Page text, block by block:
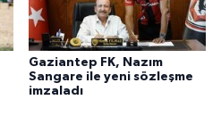
Gaziantep FK, Nazım
Sangare ile yeni sözleşme
imzaladı